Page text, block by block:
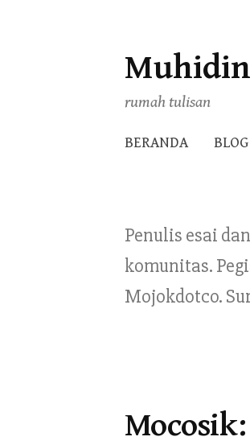
Skip
to
content
rumah tulisan
BERANDA BLOG
Penulis esai
komunitas.
Mojokdotco.